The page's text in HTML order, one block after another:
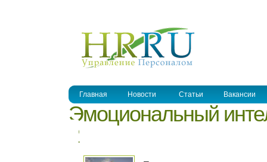
Главная Новости Статьи Вакансии
Эмоциональный
2